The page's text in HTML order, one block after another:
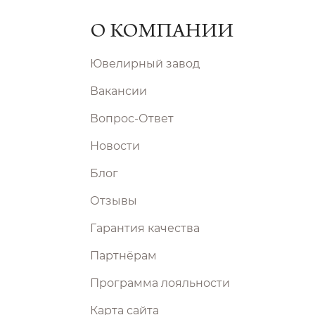
О КОМПАНИИ
Ювелирный завод
Вакансии
Вопрос-Ответ
Новости
Блог
Отзывы
Гарантия качества
Партнёрам
Программа лояльности
Карта сайта